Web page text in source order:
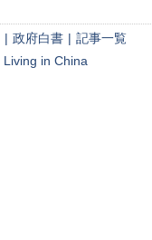
| 政府白書 | 記事一覧
Living in China